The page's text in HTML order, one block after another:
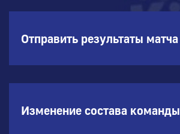
Отправить результаты матча
Изменение состава команды